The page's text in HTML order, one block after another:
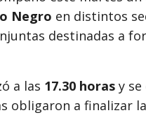
Negro en distintos
destinadas a
a las 17.30 horasy se
obligaron a finalizar